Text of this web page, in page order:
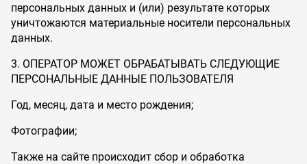
персональных данных и (или) результате которых
уничтожаются материальные носители персональных
данных.
3. ОПЕРАТОР МОЖЕТ ОБРАБАТЫВАТЬ СЛЕДУЮЩИЕ
ПЕРСОНАЛЬНЫЕ ДАННЫЕ ПОЛЬЗОВАТЕЛЯ
Год, месяц, дата и место рождения;
Фотографии;
Также на сайте происходит сбор и обработка